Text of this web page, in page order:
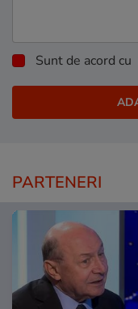
Sunt de acord cu
PARTENERI